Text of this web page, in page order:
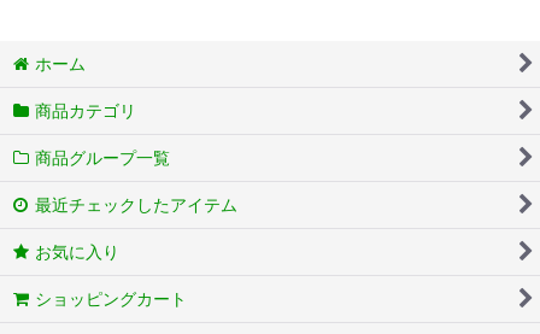
ホーム
商品カテゴリ
商品グループ一覧
最近チェックしたアイテム
お気に入り
ショッピングカート